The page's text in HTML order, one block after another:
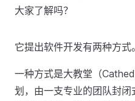
大家了解吗？
它提出软件开发有两种方式。
一种方式是大教堂（
划，由一支专业的团队封